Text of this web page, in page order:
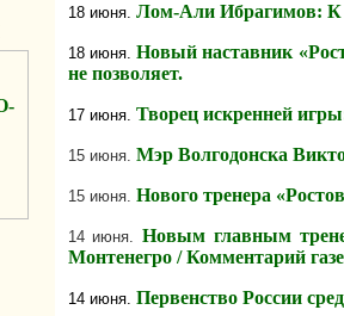
18 июня. Лом-Али Ибрагимов: К
18 июня. Новый наставник
не позволяет.
17 июня. Творец искренней
15 июня. Мэр Волгодонска
15 июня. Нового тренера
14 июня. Новым главным
Монтенегро / Комментарий
14 июня. Первенство России